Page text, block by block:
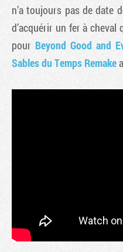
n’a toujours pas de date
d’acquérir un fer à
pour Beyond Good and
Sables du Temps Remake